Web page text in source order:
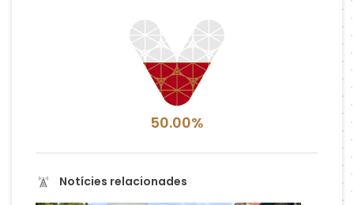
50.00%
Notícies relacionades